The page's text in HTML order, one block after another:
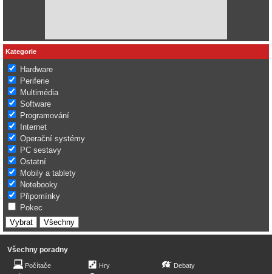
Kategorie
Hardware
Periferie
Multimédia
Software
Programování
Internet
Operační systémy
PC sestavy
Ostatní
Mobily a tablety
Notebooky
Připomínky
Pokec
Všechny poradny
Počítače Hry Debaty